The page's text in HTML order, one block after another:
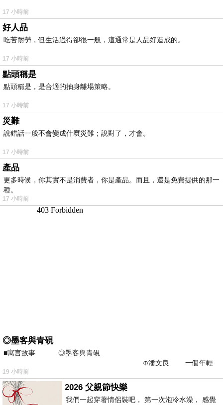
17 小時前
好人品
吃苦耐勞，但生活過得卻很一般，這通常是人品好造成的。
17 小時前
點頭稱是
點頭稱是，是合適的抽身離場策略。
17 小時前
災難
說錯話一般不會變成什麼災難；說對了，才會。
17 小時前
產品
更多時候，你其實不是消費者，你是產品。而且，還是免費提供的那一
種。
17 小時前
◎墨客與青硯
■寓言故事 ◎墨客與青硯
⊕潘文良 一個年輕
的墨客，在京城的古玩肆裡
19 小時前
2026 父親節快樂
我們一起穿著情侶裝吧， 第一次泡冷水澡， 感覺